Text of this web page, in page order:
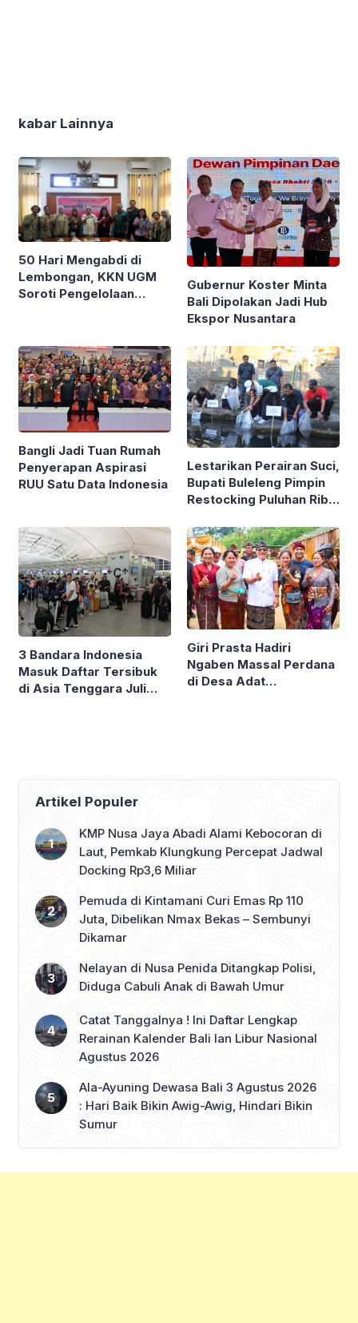
kabar Lainnya
50 Hari Mengabdi di
Lembongan, KKN UGM
Soroti Pengelolaan
Gubernur Koster Minta
Bali Dipolakan Jadi Hub
Ekspor Nusantara
Bangli Jadi Tuan Rumah
Penyerapan Aspirasi
RUU Satu Data Indonesia
Lestarikan Perairan Suci,
Bupati Buleleng Pimpin
Restocking Puluhan Ribu
Sudamala
3 Bandara Indonesia
Masuk Daftar Tersibuk
di Asia Tenggara Juli
Giri Prasta Hadiri
Ngaben Massal Perdana
di Desa Adat
Artikel Populer
KMP Nusa Jaya Abadi Alami Kebocoran di
Laut, Pemkab Klungkung Percepat Jadwal
Docking Rp3,6 Miliar
Pemuda di Kintamani Curi Emas Rp 110
Juta, Dibelikan Nmax Bekas – Sembunyi
Dikamar
Nelayan di Nusa Penida Ditangkap Polisi,
Diduga Cabuli Anak di Bawah Umur
Catat Tanggalnya ! Ini Daftar Lengkap
Rerainan Kalender Bali lan Libur Nasional
Agustus 2026
Ala-Ayuning Dewasa Bali 3 Agustus 2026
: Hari Baik Bikin Awig-Awig, Hindari Bikin
Sumur